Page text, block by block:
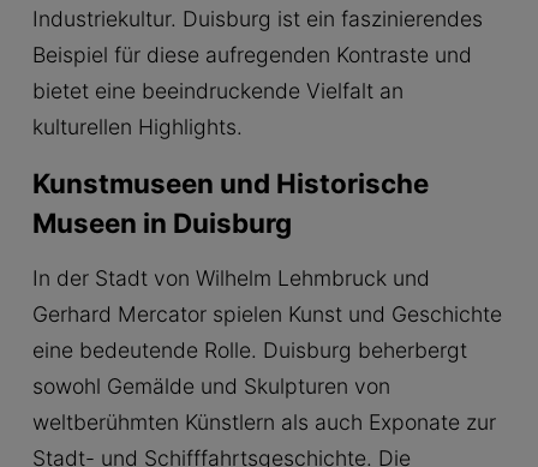
Industriekultur. Duisburg ist ein faszinierendes
Beispiel für diese aufregenden Kontraste und
bietet eine beeindruckende Vielfalt an
kulturellen Highlights.
Kunstmuseen und Historische
Museen in Duisburg
In der Stadt von Wilhelm Lehmbruck und
Gerhard Mercator spielen Kunst und Geschichte
eine bedeutende Rolle. Duisburg beherbergt
sowohl Gemälde und Skulpturen von
weltberühmten Künstlern als auch Exponate zur
Stadt- und Schifffahrtsgeschichte. Die